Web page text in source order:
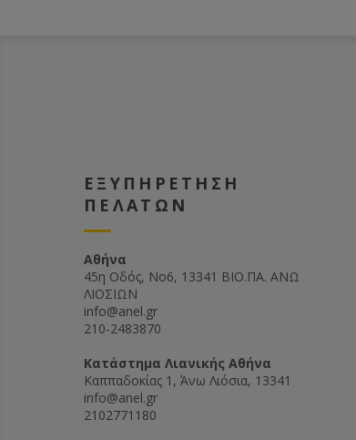
ΕΞΥΠΗΡΕΤΗΣΗ
ΠΕΛΑΤΩΝ
Αθήνα
45η Οδός, Νο6, 13341 ΒΙΟ.ΠΑ. ΑΝΩ
ΛΙΟΣΙΩΝ
info@anel.gr
210-2483870
Kατάστημα Λιανικής Αθήνα
Καππαδοκίας 1, Άνω Λιόσια, 13341
info@anel.gr
2102771180